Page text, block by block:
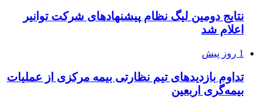
نتایج دومین لیگ نظام پیشنهادهای شرکت توانیر
اعلام شد
1 روز پیش
تداوم بازدیدهای تیم نظارتی بیمه مرکزی از عملیات
بیمه‌گری اربعین